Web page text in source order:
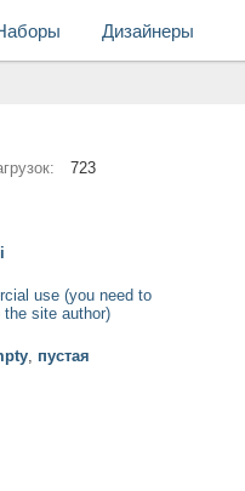
Дизайнеры
723
use (you need to
site author)
, пустая